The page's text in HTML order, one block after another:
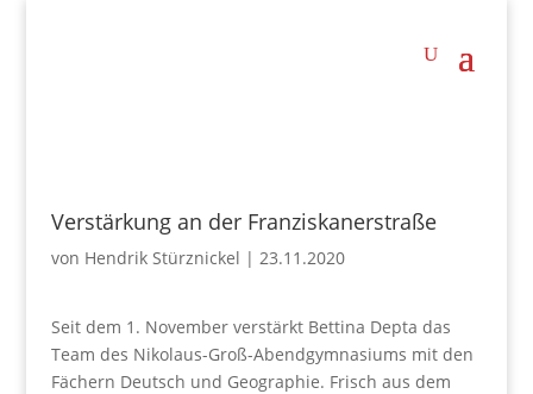
Verstärkung an der Franziskanerstraße
von Hendrik Stürznickel | 23.11.2020
Seit dem 1. November verstärkt Bettina Depta das
Team des Nikolaus-Groß-Abendgymnasiums mit den
Fächern Deutsch und Geographie. Frisch aus dem